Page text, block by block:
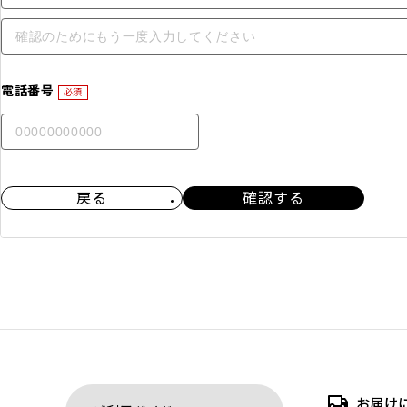
電話番号 必須
戻る 確認する